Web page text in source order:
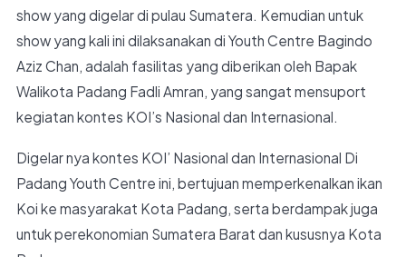
show yang digelar di pulau Sumatera. Kemudian untuk
show yang kali ini dilaksanakan di Youth Centre Bagindo
Aziz Chan, adalah fasilitas yang diberikan oleh Bapak
Walikota Padang Fadli Amran, yang sangat mensuport
kegiatan kontes KOI’s Nasional dan Internasional.
Digelar nya kontes KOI’ Nasional dan Internasional Di
Padang Youth Centre ini, bertujuan memperkenalkan ikan
Koi ke masyarakat Kota Padang, serta berdampak juga
untuk perekonomian Sumatera Barat dan kususnya Kota